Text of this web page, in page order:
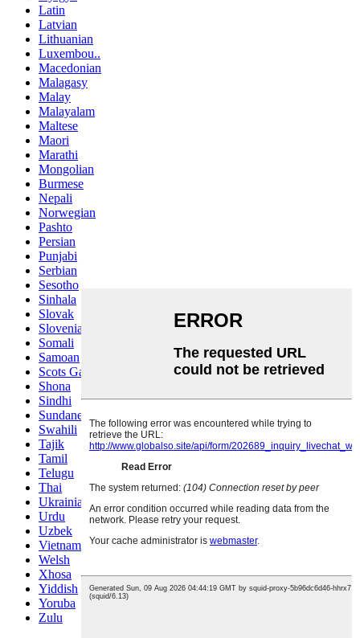
Latin
Latvian
Lithuanian
Luxembou..
Macedonian
Malagasy
Malay
Malayalam
Maltese
Maori
Marathi
Mongolian
Burmese
Nepali
Norwegian
Pashto
Persian
Punjabi
Serbian
Sesotho
Sinhala
Slovak
Slovenian
Somali
Samoan
Scots Gaelic
Shona
Sindhi
Sundanese
Swahili
Tajik
Tamil
Telugu
Thai
Ukrainian
Urdu
Uzbek
Vietnamese
Welsh
Xhosa
Yiddish
Yoruba
Zulu